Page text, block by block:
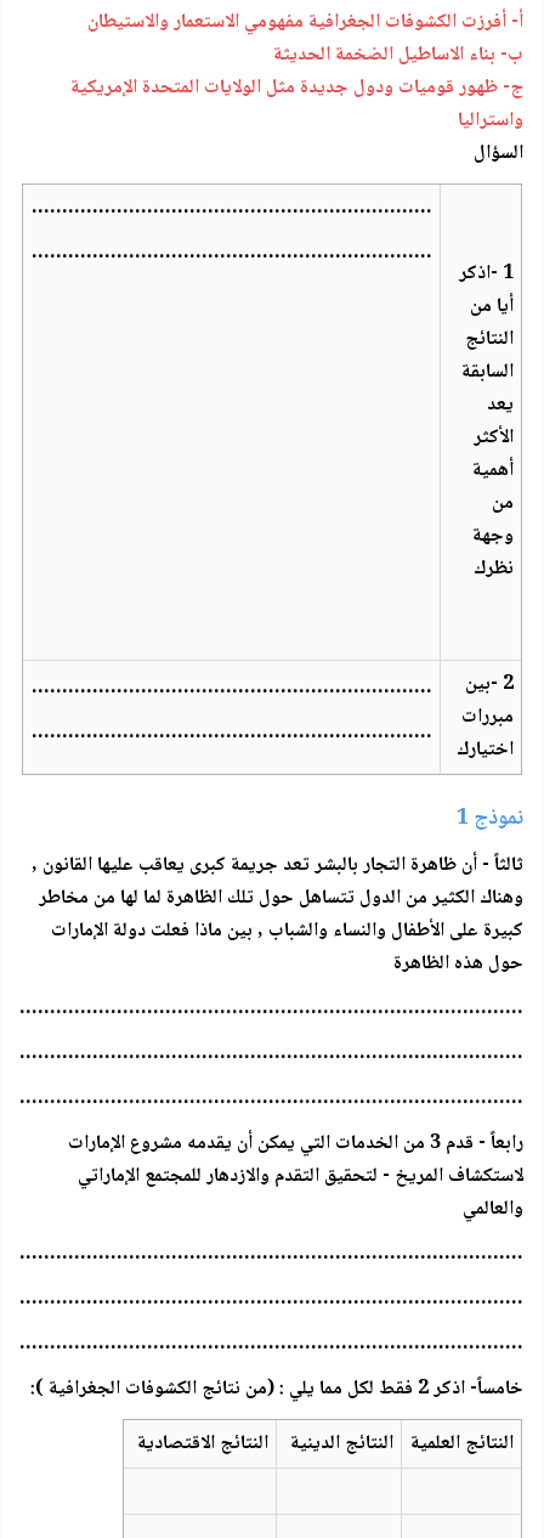
أ- أفرزت الكشوفات الجغرافية مفهومي الاستعمار والاستيطان
ب- بناء الاساطيل الضخمة الحديثة
ج- ظهور قوميات ودول جديدة مثل الولايات المتحدة الإمريكية
واستراليا
السؤال
1 -اذكر
أيا من
النتائج
السابقة
يعد
الأكثر
أهمية
من
وجهة
نظرك
…………………………………………………………
…………………………………………………………
2 -بين
مبررات
اختيارك
…………………………………………………………
…………………………………………………………
نموذج 1
ثالثاً - أن ظاهرة التجار بالبشر تعد جريمة كبرى يعاقب عليها القانون ,
وهناك الكثير من الدول تتساهل حول تلك الظاهرة لما لها من مخاطر
كبيرة على الأطفال والنساء والشباب , بين ماذا فعلت دولة الإمارات
حول هذه الظاهرة
رابعاً - قدم 3 من الخدمات التي يمكن أن يقدمه مشروع الإمارات
لاستكشاف المريخ - لتحقيق التقدم والازدهار للمجتمع الإماراتي
والعالمي
خامساً- اذكر 2 فقط لكل مما يلي : (من نتائج الكشوفات الجغرافية ):
النتائج العلمية النتائج الدينية النتائج الاقتصادية